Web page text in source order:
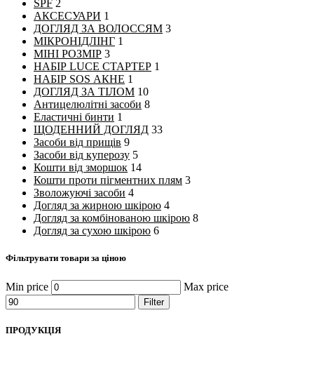
SPF 2
АКСЕСУАРИ 1
ДОГЛЯД ЗА ВОЛОССЯМ 3
МІКРОНІДЛІНГ 1
МІНІ РОЗМІР 3
НАБІР LUCE СТАРТЕР 1
НАБІР SOS АКНЕ 1
ДОГЛЯД ЗА ТІЛОМ 10
Антицелюлітні засоби 8
Еластичні бинти 1
ЩОДЕННИЙ ДОГЛЯД 33
Засоби від прищів 9
Засоби від куперозу 5
Кошти від зморшок 14
Кошти проти пігментних плям 3
Зволожуючі засоби 4
Догляд за жирною шкірою 4
Догляд за комбінованою шкірою 8
Догляд за сухою шкірою 6
Фільтрувати товари за ціною
Min price Max price
Filter
ПРОДУКЦІЯ